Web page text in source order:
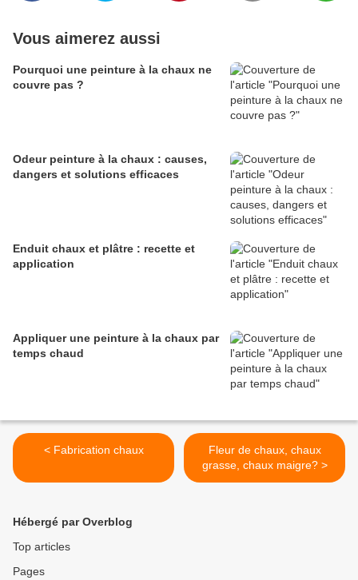
Vous aimerez aussi
Pourquoi une peinture à la chaux ne
couvre pas ?
Odeur peinture à la chaux : causes,
dangers et solutions efficaces
Enduit chaux et plâtre : recette et
application
Appliquer une peinture à la chaux par
temps chaud
< Fabrication chaux
Fleur de chaux, chaux
grasse, chaux maigre? >
Hébergé par Overblog
Top articles
Pages